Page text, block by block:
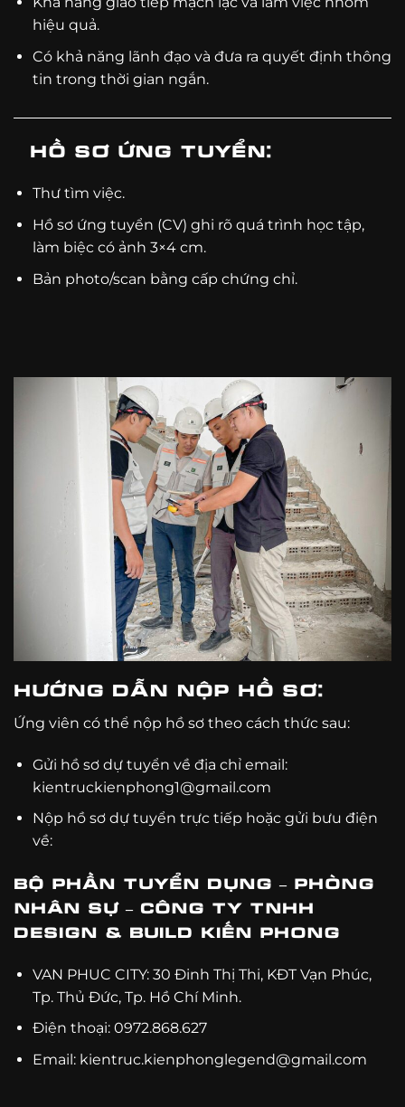
hiệu quả.
Có khả năng lãnh đạo và đưa ra quyết định thông
tin trong thời gian ngắn.
Hồ sơ ứng tuyển:
Thư tìm việc.
Hồ sơ ứng tuyển (CV) ghi rõ quá trình học tập,
làm biệc có ảnh 3×4 cm.
Bản photo/scan bằng cấp chứng chỉ.
Hướng dẫn nộp hồ sơ:
Ứng viên có thể nộp hồ sơ theo cách thức sau:
Gửi hồ sơ dự tuyển về địa chỉ email:
kientruckienphong1@gmail.com
Nộp hồ sơ dự tuyển trực tiếp hoặc gửi bưu điện
về:
BỘ PHẦN TUYỂN DỤNG – PHÒNG
NHÂN SỰ – CÔNG TY TNHH
DESIGN & BUILD KIẾN PHONG
VAN PHUC CITY: 30 Đinh Thị Thi, KĐT Vạn Phúc,
Tp. Thủ Đức, Tp. Hồ Chí Minh.
Điện thoại: 0972.868.627
Email: kientruc.kienphonglegend@gmail.com